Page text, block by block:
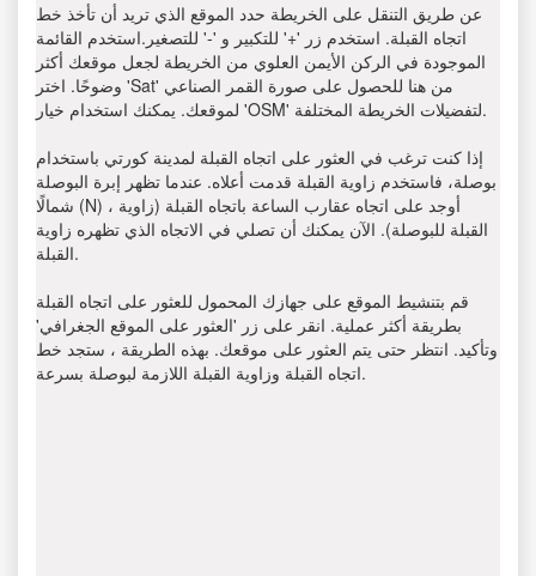
عن طريق التنقل على الخريطة حدد الموقع الذي تريد أن تأخذ خط
اتجاه القبلة. استخدم زر '+' للتكبير و '-' للتصغير.استخدم القائمة
الموجودة في الركن الأيمن العلوي من الخريطة لجعل موقعك أكثر
وضوحًا. اختر 'Sat' من هنا للحصول على صورة القمر الصناعي
لموقعك. يمكنك استخدام خيار 'OSM' لتفضيلات الخريطة المختلفة.
إذا كنت ترغب في العثور على اتجاه القبلة لمدينة كورتي باستخدام
بوصلة، فاستخدم زاوية القبلة قدمت أعلاه. عندما تظهر إبرة البوصلة
شمالًا (N) ، أوجد على اتجاه عقارب الساعة باتجاه القبلة (زاوية
القبلة للبوصلة). الآن يمكنك أن تصلي في الاتجاه الذي تظهره زاوية
القبلة.
قم بتنشيط الموقع على جهازك المحمول للعثور على اتجاه القبلة
بطريقة أكثر عملية. انقر على زر 'العثور على الموقع الجغرافي'
وتأكيد. انتظر حتى يتم العثور على موقعك. بهذه الطريقة ، ستجد خط
اتجاه القبلة وزاوية القبلة اللازمة لبوصلة بسرعة.